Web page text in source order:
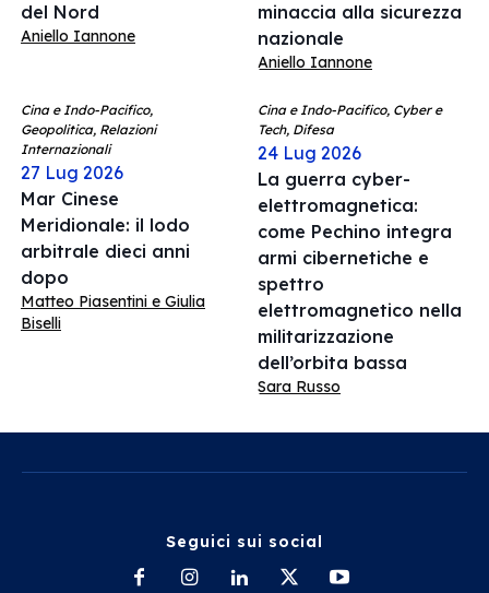
del Nord
Aniello Iannone
minaccia alla sicurezza
nazionale
Aniello Iannone
Cina e Indo-Pacifico,
Geopolitica, Relazioni
Internazionali
27 Lug 2026
Mar Cinese
Meridionale: il lodo
arbitrale dieci anni
dopo
Matteo Piasentini e Giulia
Biselli
Cina e Indo-Pacifico, Cyber e
Tech, Difesa
24 Lug 2026
La guerra cyber-
elettromagnetica:
come Pechino integra
armi cibernetiche e
spettro
elettromagnetico nella
militarizzazione
dell’orbita bassa
Sara Russo
Seguici sui social